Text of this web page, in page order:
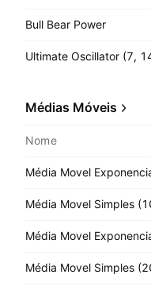
Bull Bear Power
Ultimate Oscillator (7,
Médias Móveis
Nome
Média Movel
Média Movel Simples
Média Movel
Média Movel Simples